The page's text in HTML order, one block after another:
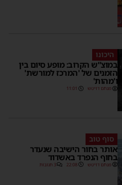
היכונו
במוצ”ש הקרוב: מופע סיום בין
הזמנים של 'המרכז למורשת'
ו'מהות'
מנחם דויטש 11:01
סוף טוב
אותר בחור הישיבה שנעדר
בחוף הנפרד באשדוד
מנחם דויטש 22:08 3 תגובות